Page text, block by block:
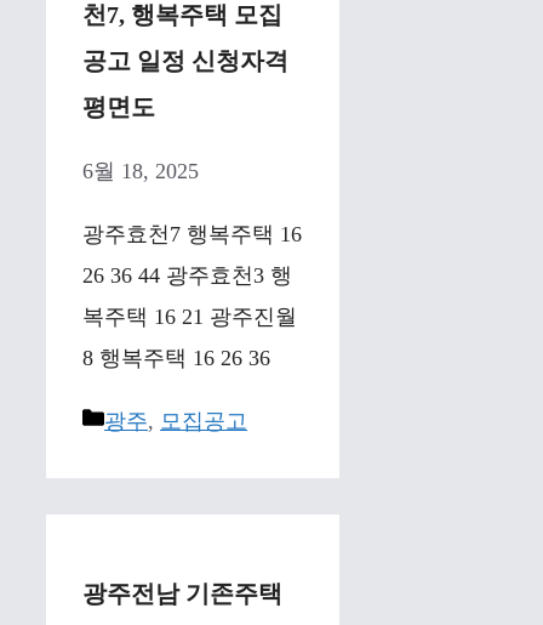
천7, 행복주택 모집
공고 일정 신청자격
평면도
6월 18, 2025
광주효천7 행복주택 16
26 36 44 광주효천3 행
복주택 16 21 광주진월
8 행복주택 16 26 36
Categories
광주, 모집공고
광주전남 기존주택